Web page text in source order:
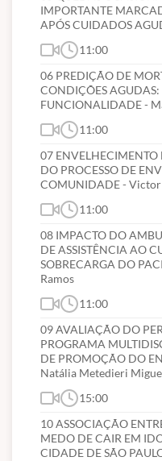
IMPORTANTE
APÓS CUIDADOS
11:00
06 PREDIÇÃO DE
CONDIÇÕES
FUNCIONALIDADE -
11:00
07 ENVELHECIMENTO
DO PROCESSO DE
COMUNIDADE - Victor
11:00
08 IMPACTO DO
DE ASSISTÊNCIA AO
SOBRECARGA DO
Ramos
11:00
09 AVALIAÇÃO DO
PROGRAMA
DE PROMOÇÃO DO
Natália Metedieri
15:00
10 ASSOCIAÇÃO
MEDO DE CAIR EM
CIDADE DE SÃO